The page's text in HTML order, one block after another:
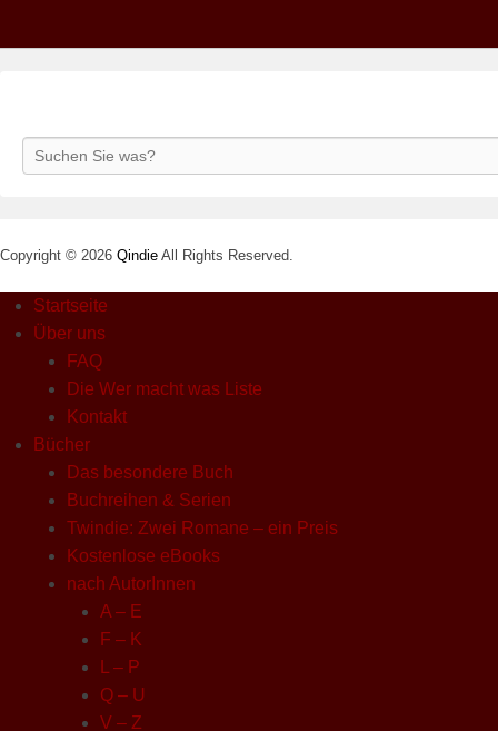
Search
Copyright © 2026 Qindie All Rights Reserved.
Startseite
Über uns
FAQ
Die Wer macht was Liste
Kontakt
Bücher
Das besondere Buch
Buchreihen & Serien
Twindie: Zwei Romane – ein Preis
Kostenlose eBooks
nach AutorInnen
A – E
F – K
L – P
Q – U
V – Z